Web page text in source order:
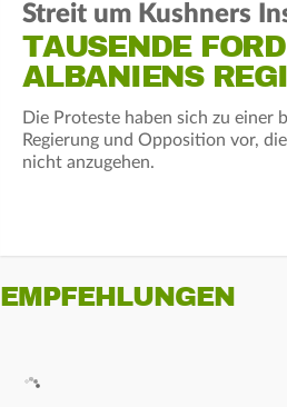
Streit um Kushners
TAUSENDE
ALBANIENS
Die Proteste haben sich zu
Regierung und Opposition vor,
nicht anzugehen.
EMPFEHLUNGEN